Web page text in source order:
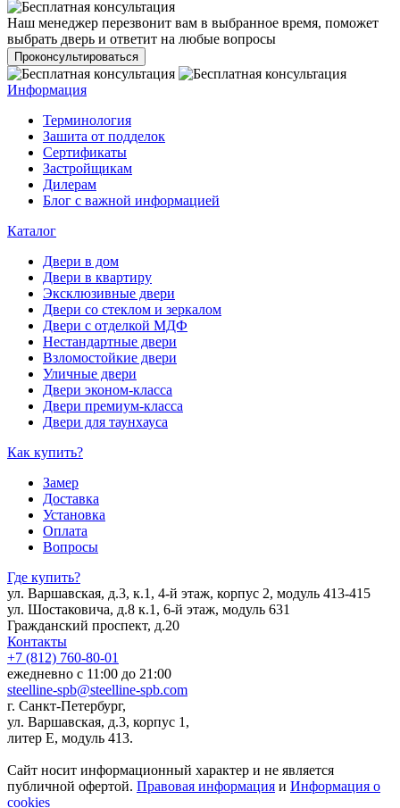
Наш менеджер перезвонит вам в выбранное время, поможет
выбрать дверь и ответит на любые вопросы
Проконсультироваться
Информация
Терминология
Зашита от подделок
Сертификаты
Застройщикам
Дилерам
Блог с важной информацией
Каталог
Двери в дом
Двери в квартиру
Эксклюзивные двери
Двери со стеклом и зеркалом
Двери с отделкой МДФ
Нестандартные двери
Взломостойкие двери
Уличные двери
Двери эконом-класса
Двери премиум-класса
Двери для таунхауса
Как купить?
Замер
Доставка
Установка
Оплата
Вопросы
Где купить?
ул. Варшавская, д.3, к.1, 4-й этаж, корпус 2, модуль 413-415
ул. Шостаковича, д.8 к.1, 6-й этаж, модуль 631
Гражданский проспект, д.20
Контакты
+7 (812) 760-80-01
ежедневно с 11:00 до 21:00
steelline-spb@steelline-spb.com
г. Санкт-Петербург,
ул. Варшавская, д.3, корпус 1,
литер Е, модуль 413.
Сайт носит информационный характер и не является
публичной офертой. Правовая информация и Информация о
cookies